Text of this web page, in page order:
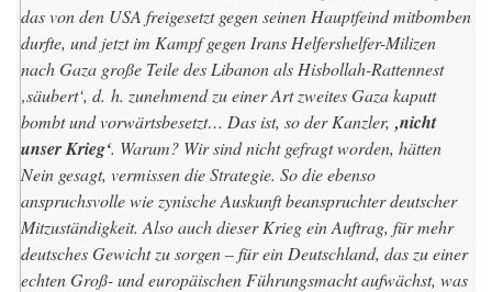
das von den USA freigesetzt gegen seinen Hauptfeind mitbomben
durfte, und jetzt im Kampf gegen Irans Helfershelfer-Milizen
nach Gaza große Teile des Libanon als Hisbollah-Rattennest
‚säubert‘, d. h. zunehmend zu einer Art zweites Gaza kaputt
bombt und vorwärtsbesetzt… Das ist, so der Kanzler, ‚nicht
unser Krieg‘. Warum? Wir sind nicht gefragt worden, hätten
Nein gesagt, vermissen die Strategie. So die ebenso
anspruchsvolle wie zynische Auskunft beanspruchter deutscher
Mitzuständigkeit. Also auch dieser Krieg ein Auftrag, für mehr
deutsches Gewicht zu sorgen – für ein Deutschland, das zu einer
echten Groß- und europäischen Führungsmacht aufwächst, was